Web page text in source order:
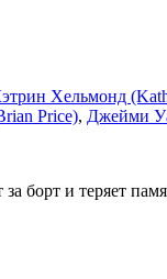
Хельмонд
Price), Джейми
и теряет